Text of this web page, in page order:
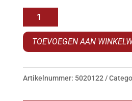
Owner
manual
1980
TOEVOEGEN AAN
Artikelnummer: 5020122